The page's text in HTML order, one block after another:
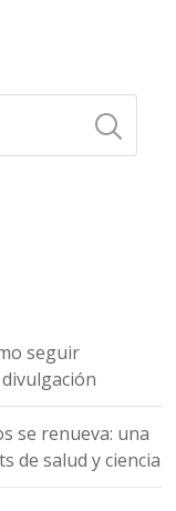
seguir
se renueva: una
de salud y ciencia